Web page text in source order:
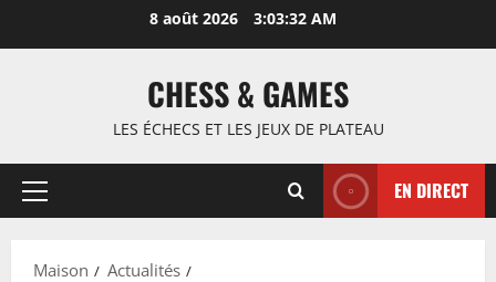
8 août 2026 3:03:33 AM
CHESS & GAMES
LES ÉCHECS ET LES JEUX DE PLATEAU
Menu
EN DIRECT
Maison
Actualités